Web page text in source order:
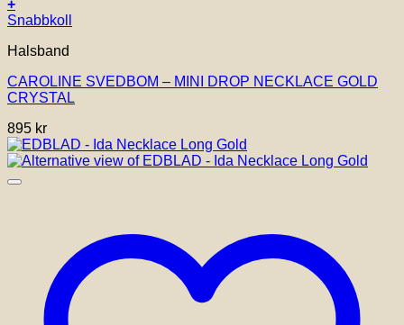
+
Snabbkoll
Halsband
CAROLINE SVEDBOM – MINI DROP NECKLACE GOLD
CRYSTAL
895 kr